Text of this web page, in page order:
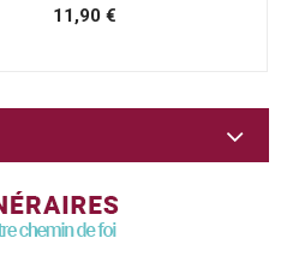
11,90 €